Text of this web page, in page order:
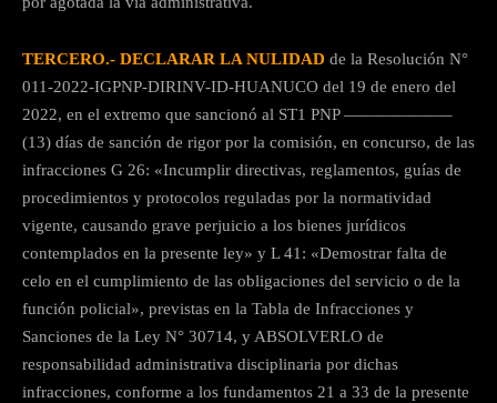
TERCERO.- DECLARAR LA NULIDAD de la Resolución N°
011-2022-IGPNP-DIRINV-ID-HUANUCO del 19 de enero del
2022, en el extremo que sancionó al ST1 PNP ——————–
(13) días de sanción de rigor por la comisión, en concurso, de las
infracciones G 26: «Incumplir directivas, reglamentos, guías de
procedimientos y protocolos reguladas por la normatividad
vigente, causando grave perjuicio a los bienes jurídicos
contemplados en la presente ley» y L 41: «Demostrar falta de
celo en el cumplimiento de las obligaciones del servicio o de la
función policial», previstas en la Tabla de Infracciones y
Sanciones de la Ley N° 30714, y ABSOLVERLO de
responsabilidad administrativa disciplinaria por dichas
infracciones, conforme a los fundamentos 21 a 33 de la presente